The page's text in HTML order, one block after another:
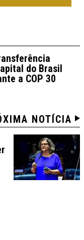
do Brasil
a COP 30
NOTÍCIA